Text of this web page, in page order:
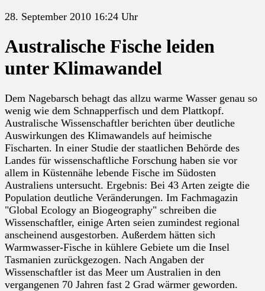
28. September 2010 16:24 Uhr
Australische Fische leiden
unter Klimawandel
Dem Nagebarsch behagt das allzu warme Wasser genau so
wenig wie dem Schnapperfisch und dem Plattkopf.
Australische Wissenschaftler berichten über deutliche
Auswirkungen des Klimawandels auf heimische
Fischarten. In einer Studie der staatlichen Behörde des
Landes für wissenschaftliche Forschung haben sie vor
allem in Küstennähe lebende Fische im Südosten
Australiens untersucht. Ergebnis: Bei 43 Arten zeigte die
Population deutliche Veränderungen. Im Fachmagazin
"Global Ecology an Biogeography" schreiben die
Wissenschaftler, einige Arten seien zumindest regional
anscheinend ausgestorben. Außerdem hätten sich
Warmwasser-Fische in kühlere Gebiete um die Insel
Tasmanien zurückgezogen. Nach Angaben der
Wissenschaftler ist das Meer um Australien in den
vergangenen 70 Jahren fast 2 Grad wärmer geworden.